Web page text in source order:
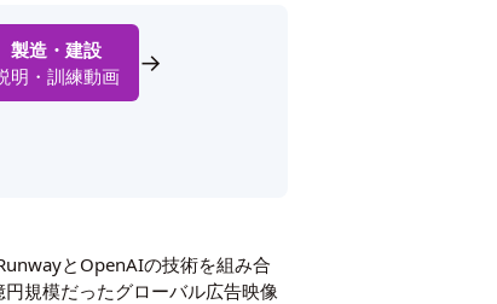
製造・建設
明・訓練動画
→
とOpenAIの技術を組み合
規模だったグローバル広告映像